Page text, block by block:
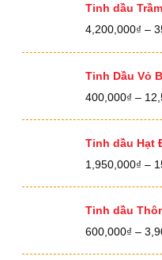
Tinh dầu
4,200,000₫ –
Tinh Dầu Vỏ
400,000₫ –
Tinh dầu Hạt
1,950,000₫ –
Tinh dầu
600,000₫ –